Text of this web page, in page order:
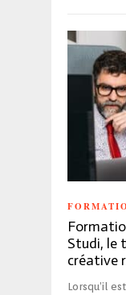
Studi, le
créative
Lorsqu’il